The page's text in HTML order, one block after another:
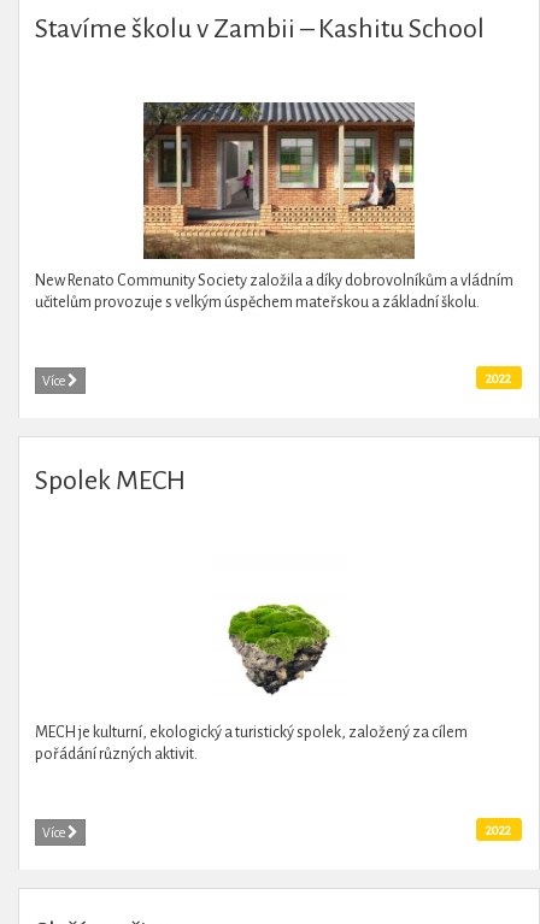
Stavíme školu v Zambii – Kashitu School
New Renato Community Society založila a díky dobrovolníkům a vládním
učitelům provozuje s velkým úspěchem mateřskou a základní školu.
Více 2022
Spolek MECH
MECH je kulturní, ekologický a turistický spolek, založený za cílem
pořádání různých aktivit.
Více 2022